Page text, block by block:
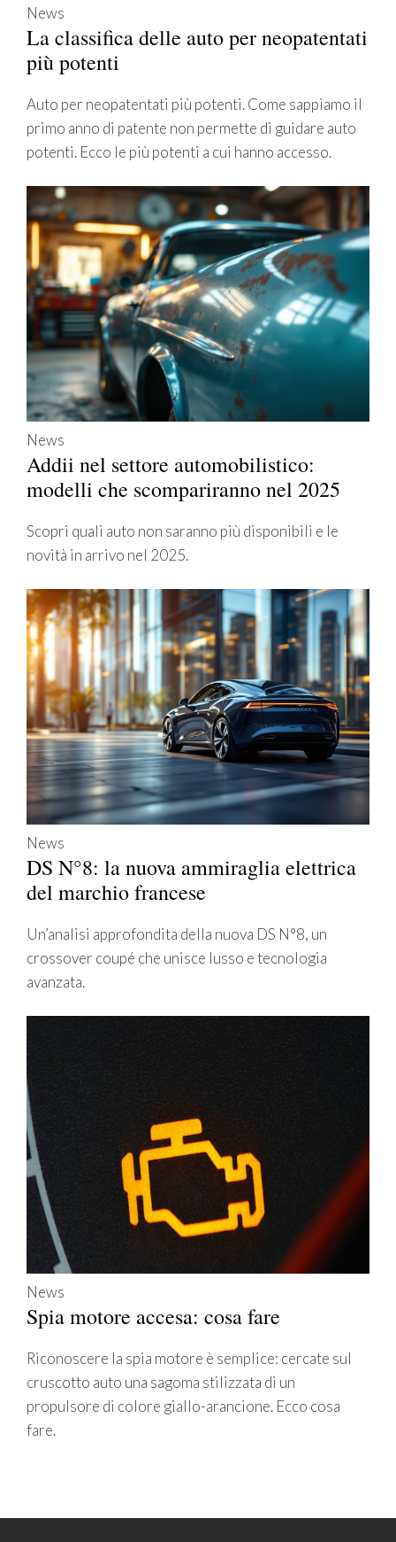
News
La classifica delle auto per neopatentati
più potenti
Auto per neopatentati più potenti. Come sappiamo il
primo anno di patente non permette di guidare auto
potenti. Ecco le più potenti a cui hanno accesso.
News
Addii nel settore automobilistico:
modelli che scompariranno nel 2025
Scopri quali auto non saranno più disponibili e le
novità in arrivo nel 2025.
News
DS N°8: la nuova ammiraglia elettrica
del marchio francese
Un’analisi approfondita della nuova DS N°8, un
crossover coupé che unisce lusso e tecnologia
avanzata.
News
Spia motore accesa: cosa fare
Riconoscere la spia motore è semplice: cercate sul
cruscotto auto una sagoma stilizzata di un
propulsore di colore giallo-arancione. Ecco cosa
fare.